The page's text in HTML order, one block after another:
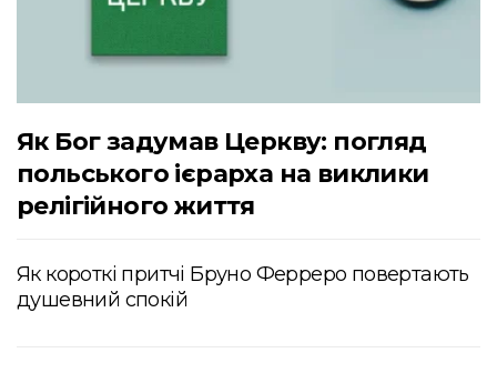
Як Бог задумав Церкву: погляд
польського ієрарха на виклики
релігійного життя
Як короткі притчі Бруно Ферреро повертають
душевний спокій